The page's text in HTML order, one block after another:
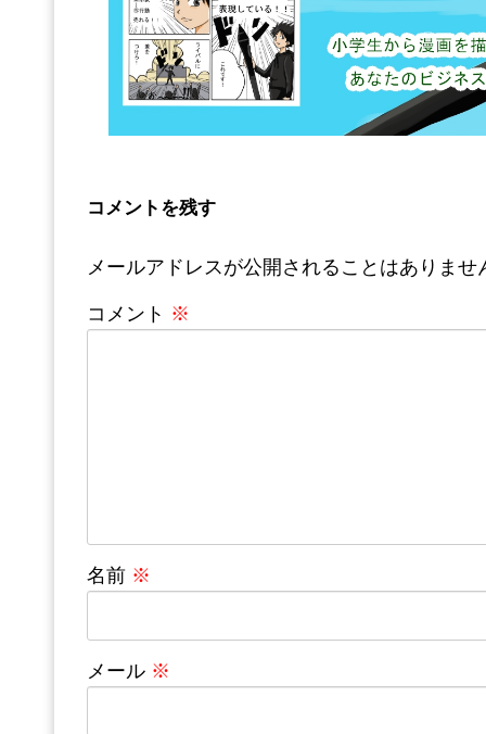
コメントを残す
メールアドレスが公開されることはありませ
コメント ※
名前 ※
メール ※